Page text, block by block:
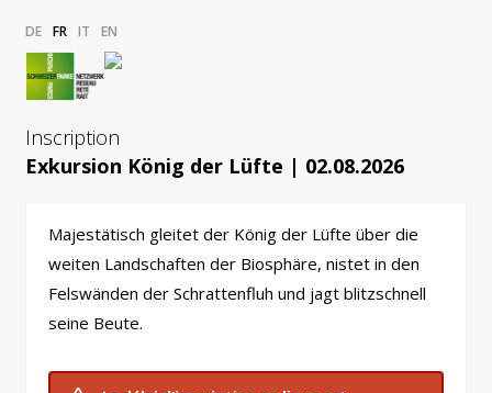
DE FR IT EN
Inscription
Exkursion König der Lüfte | 02.08.2026
Majestätisch gleitet der König der Lüfte über die
weiten Landschaften der Biosphäre, nistet in den
Felswänden der Schrattenfluh und jagt blitzschnell
seine Beute.